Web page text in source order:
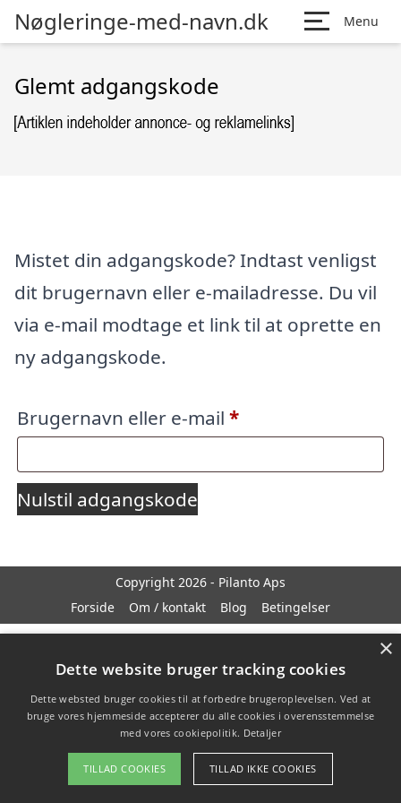
Nøgleringe-med-navn.dk Menu
Glemt adgangskode
Mistet din adgangskode? Indtast venligst
dit brugernavn eller e-mailadresse. Du vil
via e-mail modtage et link til at oprette en
ny adgangskode.
Brugernavn eller e-mail *Påkrævet
Nulstil adgangskode
Copyright 2026 - Pilanto Aps
Forside
Om / kontakt Blog Betingelser
×
Dette website bruger tracking cookies
Dette websted bruger cookies til at forbedre brugeroplevelsen. Ved at
bruge vores hjemmeside accepterer du alle cookies i overensstemmelse
med vores cookiepolitik. Detaljer
TILLAD COOKIES TILLAD IKKE COOKIES